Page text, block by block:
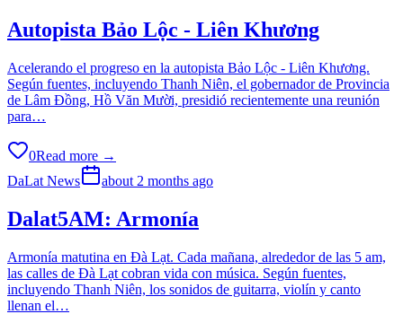
Autopista Bảo Lộc - Liên Khương
Acelerando el progreso en la autopista Bảo Lộc - Liên Khương.
Según fuentes, incluyendo Thanh Niên, el gobernador de Provincia
de Lâm Đồng, Hồ Văn Mười, presidió recientemente una reunión
para…
0Read more →
DaLat News
about 2 months ago
Dalat5AM: Armonía
Armonía matutina en Đà Lạt. Cada mañana, alrededor de las 5 am,
las calles de Đà Lạt cobran vida con música. Según fuentes,
incluyendo Thanh Niên, los sonidos de guitarra, violín y canto
llenan el…